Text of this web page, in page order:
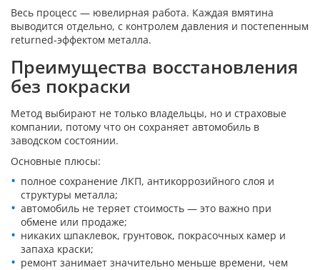
Весь процесс — ювелирная работа. Каждая вмятина
выводится отдельно, с контролем давления и постепенным
returned-эффектом металла.
Преимущества восстановления
без покраски
Метод выбирают не только владельцы, но и страховые
компании, потому что он сохраняет автомобиль в
заводском состоянии.
Основные плюсы:
полное сохранение ЛКП, антикоррозийного слоя и
структуры металла;
автомобиль не теряет стоимость — это важно при
обмене или продаже;
никаких шпаклевок, грунтовок, покрасочных камер и
запаха краски;
ремонт занимает значительно меньше времени, чем